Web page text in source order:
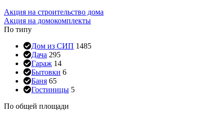
Акция на строительство дома
Акция на домокомплекты
По типу
Дом из СИП 1485
Дача 295
Гараж 14
Бытовки 6
Баня 65
Гостиницы 5
По общей площади